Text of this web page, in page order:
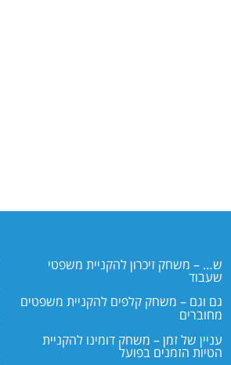
ש… – משחק זיכרון להקניית משפטי
שעבוד
גם וגם – משחק קלפים להקניית משפטים
מחוברים
עניין של זמן – משחק דומינו להקניית
הטיות הזמנים בפועל